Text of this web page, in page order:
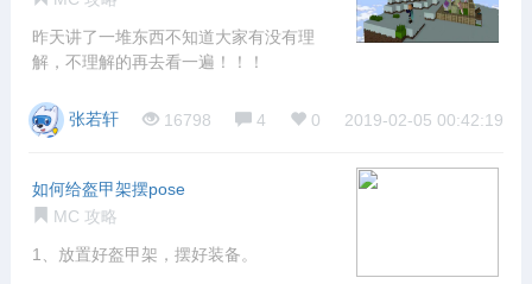
昨天讲了一堆东西不知道大家有没有理
解，不理解的再去看一遍！！！
张若轩 16798 4 0 2019-02-05 00:42:19
如何给盔甲架摆pose
MC 攻略
1、放置好盔甲架，摆好装备。